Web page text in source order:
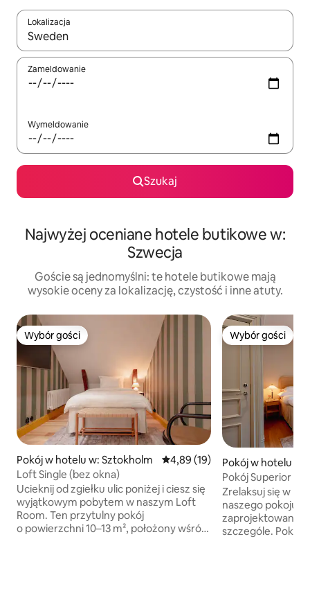
Lokalizacja
Gdy wyniki będą dostępne, możesz poruszać się po nich za
Zameldowanie
Wymeldowanie
Szukaj
Najwyżej oceniane hotele butikowe w:
Szwecja
Goście są jednomyślni: te hotele butikowe mają
wysokie oceny za lokalizację, czystość i inne atuty.
Wybór gości
Wybór gości
Pokój w hotelu w: Sztokholm Średnia ocena: 4,89 na 5,
4,89 (19)
Loft Single (bez okna)
Ucieknij od zgiełku ulic poniżej i ciesz się
wyjątkowym pobytem w naszym Loft
Room. Ten przytulny pokój
o powierzchni 10–13 m², położony wśród
Wybór gości
Wybór gości
Pokój w hotelu w:
Pokój Superior z
Zrelaksuj się w
naszego pokoju
szczególe. Pokój